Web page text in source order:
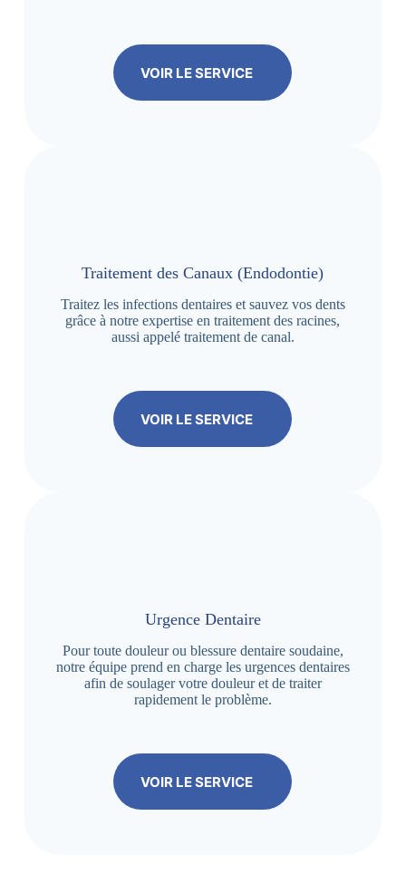
VOIR LE SERVICE
Traitement des Canaux (Endodontie)
Traitez les infections dentaires et sauvez vos dents
grâce à notre expertise en traitement des racines,
aussi appelé traitement de canal.
VOIR LE SERVICE
Urgence Dentaire
Pour toute douleur ou blessure dentaire soudaine,
notre équipe prend en charge les urgences dentaires
afin de soulager votre douleur et de traiter
rapidement le problème.
VOIR LE SERVICE